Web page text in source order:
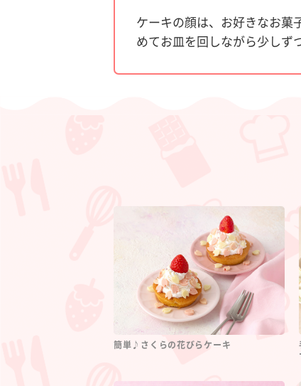
ケーキの顔は、お好きなお菓
めてお皿を回しながら少しず
簡単♪さくらの花びらケーキ